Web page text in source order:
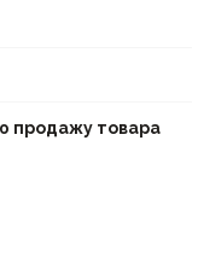
продажу товара